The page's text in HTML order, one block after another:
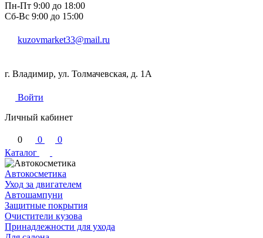
Пн-Пт 9:00 до 18:00
Сб-Вс 9:00 до 15:00
kuzovmarket33@mail.ru
г. Владимир, ул. Толмачевская, д. 1А
Войти
Личный кабинет
0 0
0
Каталог
Автокосметика
Уход за двигателем
Автошампуни
Защитные покрытия
Очистители кузова
Принадлежности для ухода